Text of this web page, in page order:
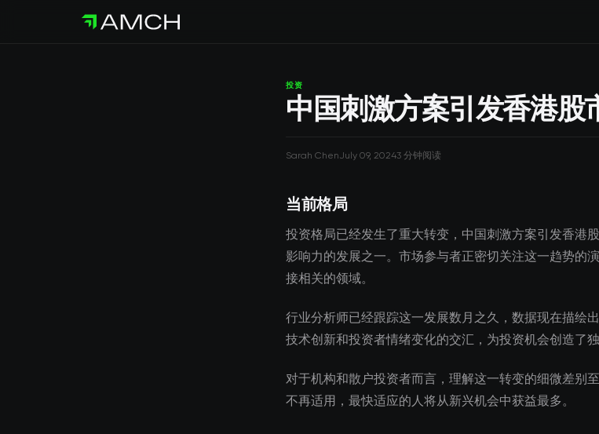
投资
中国刺激方案引发香港股
Sarah ChenJuly 09, 20243 分钟阅读
当前格局
投资格局已经发生了重大转变，中国刺激方案引发香港
影响力的发展之一。市场参与者正密切关注这一趋势的
接相关的领域。
行业分析师已经跟踪这一发展数月之久，数据现在描绘
技术创新和投资者情绪变化的交汇，为投资机会创造了独
对于机构和散户投资者而言，理解这一转变的细微差别
不再适用，最快适应的人将从新兴机会中获益最多。